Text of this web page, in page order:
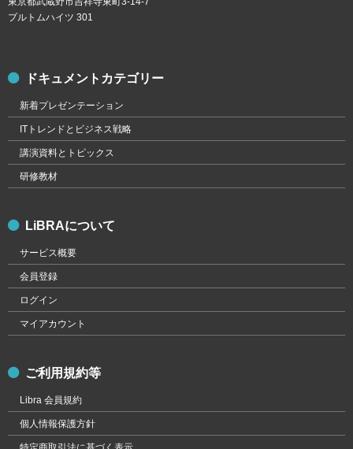
プルトムハイツ 301
ドキュメントカテゴリー
新着プレゼンテーション
ITトレンドとビジネス戦略
講演資料とトピックス
研修教材
LiBRAについて
サービス概要
会員登録
ログイン
マイアカウント
ご利用規約等
Libra 会員規約
個人情報保護方針